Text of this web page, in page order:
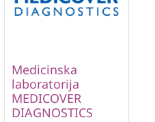
Medicinska
laboratorija
MEDICOVER
DIAGNOSTICS